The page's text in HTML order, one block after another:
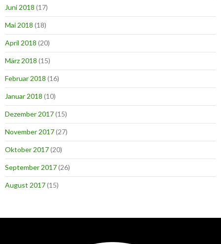
Juni 2018 (17)
Mai 2018 (18)
April 2018 (20)
März 2018 (15)
Februar 2018 (16)
Januar 2018 (10)
Dezember 2017(15)
November 2017(27)
Oktober 2017(20)
September 2017(26)
August 2017(15)